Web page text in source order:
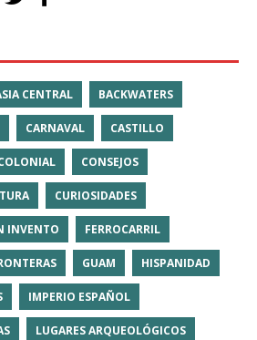
CENTRAL BACKWATERS
CARNAVAL CASTILLO
CONSEJOS
CURIOSIDADES
INVENTO FERROCARRIL
GUAM HISPANIDAD
IMPERIO ESPAÑOL
LUGARES ARQUEOLÓGICOS